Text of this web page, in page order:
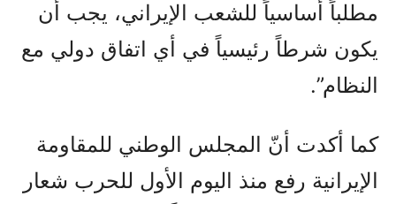
مطلباً أساسياً للشعب الإيراني، يجب أن
يكون شرطاً رئيسياً في أي اتفاق دولي مع
النظام”.
كما أكدت أنّ المجلس الوطني للمقاومة
الإيرانية رفع منذ اليوم الأول للحرب شعار